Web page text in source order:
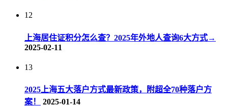
12
上海居住证积分怎么查？2025年外地人查询6大方式→
2025-02-11
13
2025上海五大落户方式最新政策，附超全70种落户方
案！
2025-01-14